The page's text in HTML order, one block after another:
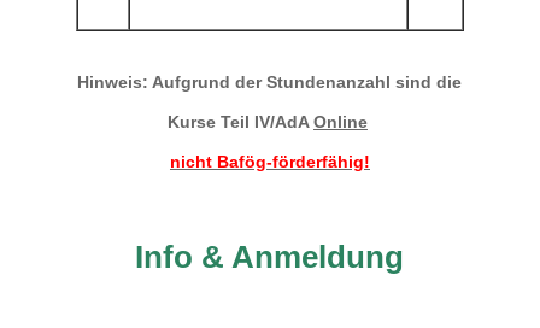
Hinweis: Aufgrund der Stundenanzahl sind die
Kurse Teil IV/AdAOnline
nicht Bafög-förderfähig!
Info & Anmeldung